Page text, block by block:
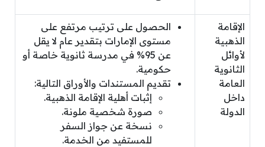
الإقامة
الذهبية
لأوائل
الثانوية
العامة
داخل
الدولة
الحصول على ترتيب مرتفع على
مستوى الإمارات بتقدير عام لا يقل
عن 95% في مدرسة ثانوية خاصة أو
حكومية.
تقديم المستندات والأوراق التالية:
إثبات أهلية الإقامة الذهبية.
صورة شخصية ملونة.
نسخة عن جواز السفر
للمستفيد من الخدمة.